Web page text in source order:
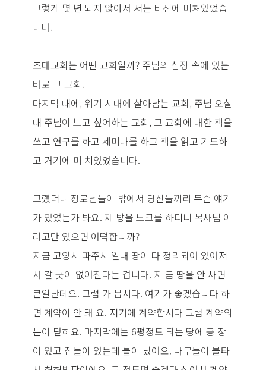
그렇게 몇 년 되지 않아서 저는 비전에 미쳐있었습
니다.
초대교회는 어떤 교회일까? 주님의 심장 속에 있는
바로 그 교회.
마지막 때에, 위기 시대에 살아남는 교회, 주님 오실
때 주님이 보고 싶어하는 교회, 그 교회에 대한 책을
쓰고 연구를 하고 세미나를 하고 책을 읽고 기도하
고 거기에 미 쳐있었습니다.
그랬더니 장로님들이 밖에서 당신들끼리 무슨 얘기
가 있었는가 봐요. 제 방을 노크를 하더니 목사님 이
러고만 있으면 어떡합니까?
지금 고양시 파주시 일대 땅이 다 정리되어 있어져
서 갈 곳이 없어진다는 겁니다. 지 금 땅을 안 사면
큰일난데요. 그럼 가 봅시다. 여기가 좋겠습니다 하
면 계약이 안 돼 요. 저기에 계약합시다 그럼 계약의
문이 닫혀요. 마지막에는 6평정도 되는 땅에 공 장
이 있고 집들이 있는데 불이 났어요. 나무들이 불타